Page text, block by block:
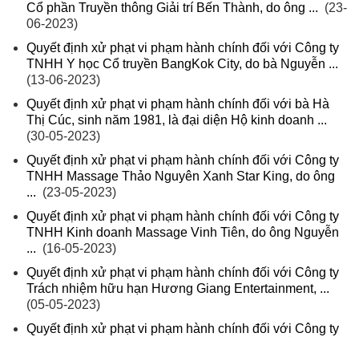
Cổ phần Truyền thông Giải trí Bến Thành, do ông ... (23-
06-2023)
Quyết định xử phạt vi phạm hành chính đối với Công ty
TNHH Y học Cổ truyền BangKok City, do bà Nguyễn ...
(13-06-2023)
Quyết định xử phạt vi phạm hành chính đối với bà Hà
Thị Cúc, sinh năm 1981, là đại diện Hộ kinh doanh ...
(30-05-2023)
Quyết định xử phạt vi phạm hành chính đối với Công ty
TNHH Massage Thảo Nguyên Xanh Star King, do ông
... (23-05-2023)
Quyết định xử phạt vi phạm hành chính đối với Công ty
TNHH Kinh doanh Massage Vinh Tiên, do ông Nguyễn
... (16-05-2023)
Quyết định xử phạt vi phạm hành chính đối với Công ty
Trách nhiệm hữu hạn Hương Giang Entertainment, ...
(05-05-2023)
Quyết định xử phạt vi phạm hành chính đối với Công ty